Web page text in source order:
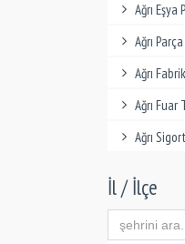
Ağrı
Ağrı
Ağrı
Ağrı Fuar
Ağrı
İl / İlçe